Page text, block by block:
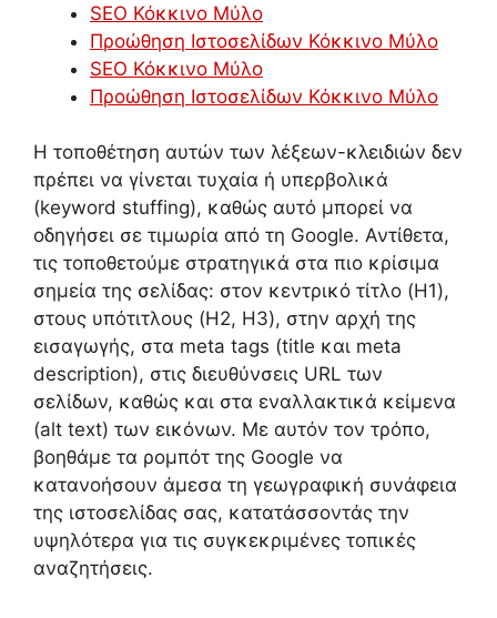
SEO Κόκκινο Μύλο
Προώθηση Ιστοσελίδων Κόκκινο Μύλο
SEO Κόκκινο Μύλο
Προώθηση Ιστοσελίδων Κόκκινο Μύλο
Η τοποθέτηση αυτών των λέξεων-κλειδιών δεν
πρέπει να γίνεται τυχαία ή υπερβολικά
(keyword stuffing), καθώς αυτό μπορεί να
οδηγήσει σε τιμωρία από τη Google. Αντίθετα,
τις τοποθετούμε στρατηγικά στα πιο κρίσιμα
σημεία της σελίδας: στον κεντρικό τίτλο (H1),
στους υπότιτλους (H2, H3), στην αρχή της
εισαγωγής, στα meta tags (title και meta
description), στις διευθύνσεις URL των
σελίδων, καθώς και στα εναλλακτικά κείμενα
(alt text) των εικόνων. Με αυτόν τον τρόπο,
βοηθάμε τα ρομπότ της Google να
κατανοήσουν άμεσα τη γεωγραφική συνάφεια
της ιστοσελίδας σας, κατατάσσοντάς την
υψηλότερα για τις συγκεκριμένες τοπικές
αναζητήσεις.